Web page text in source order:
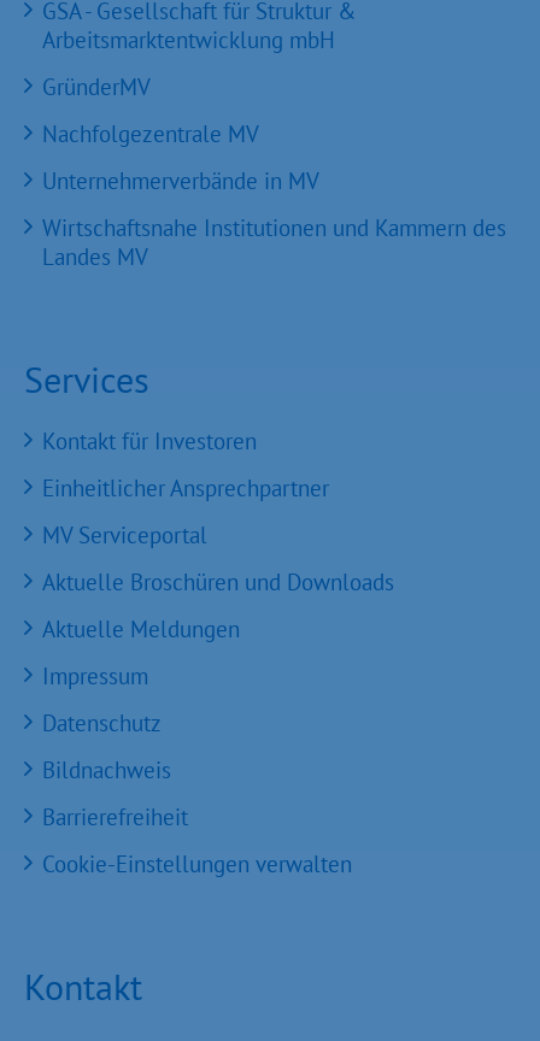
GSA - Gesellschaft für Struktur &
Arbeitsmarktentwicklung mbH
GründerMV
Nachfolgezentrale MV
Unternehmerverbände in MV
Wirtschaftsnahe Institutionen und Kammern des
Landes MV
Services
Kontakt für Investoren
Einheitlicher Ansprechpartner
MV Serviceportal
Aktuelle Broschüren und Downloads
Aktuelle Meldungen
Impressum
Datenschutz
Bildnachweis
Barrierefreiheit
Cookie-Einstellungen verwalten
Kontakt